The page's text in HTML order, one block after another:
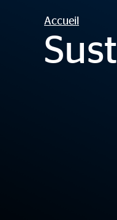
Accueil